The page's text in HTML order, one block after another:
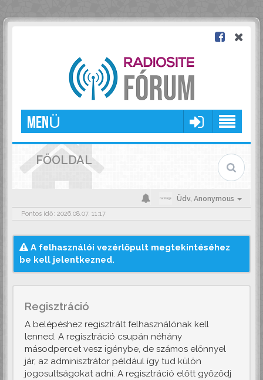
MENÜ
FŐOLDAL
Üdv, Anonymous
Pontos idő: 2026.08.07. 11:17
A felhasználói vezérlőpult megtekintéséhez
be kell jelentkezned.
Regisztráció
A belépéshez regisztrált felhasználónak kell
lenned. A regisztráció csupán néhány
másodpercet vesz igénybe, de számos előnnyel
jár, az adminisztrátor például így tud külön
jogosultságokat adni. A regisztráció előtt győződj